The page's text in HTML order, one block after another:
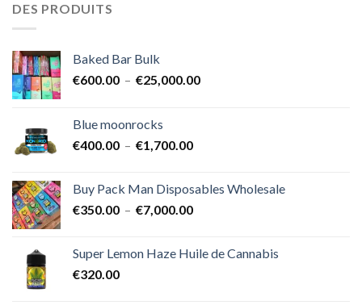
DES PRODUITS
Baked Bar Bulk
€600.00 – €25,000.00Plage
Blue moonrocks
€400.00 – €1,700.00Plage
€400.00
à
Buy Pack Man Disposables Wholesale
€350.00 – €7,000.00Plage
€350.00
Super Lemon Haze Huile de Cannabis
€320.00